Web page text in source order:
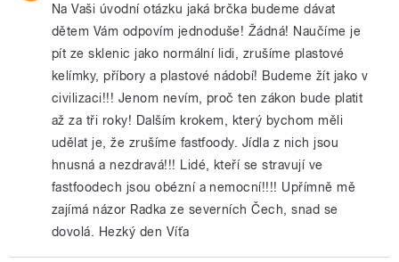
Na Vaši úvodní otázku jaká brčka budeme dávat
dětem Vám odpovím jednoduše! Žádná! Naučíme je
pít ze sklenic jako normální lidi, zrušíme plastové
kelímky, příbory a plastové nádobí! Budeme žít jako v
civilizaci!!! Jenom nevím, proč ten zákon bude platit
až za tři roky! Dalším krokem, který bychom měli
udělat je, že zrušíme fastfoody. Jídla z nich jsou
hnusná a nezdravá!!! Lidé, kteří se stravují ve
fastfoodech jsou obézní a nemocní!!!! Upřímně mě
zajímá názor Radka ze severních Čech, snad se
dovolá. Hezký den Víťa